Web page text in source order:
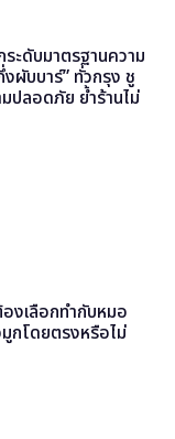
ะดับมาตรฐานความ
ผับบาร์” ทั่วกรุง ชู
ปลอดภัย ย้ำร้านไม่
งเลือกทำกับหมอ
มูกโดยตรงหรือไม่